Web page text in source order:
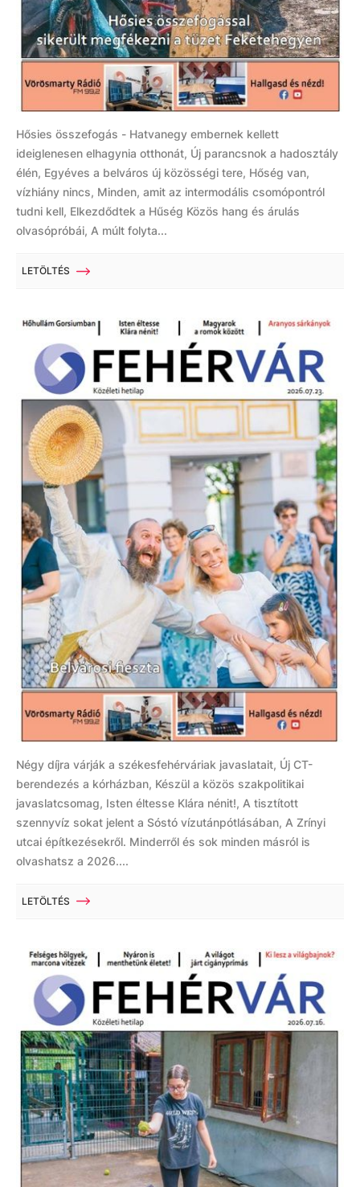
Hősies összefogás - Hatvanegy embernek kellett
ideiglenesen elhagynia otthonát, Új parancsnok a hadosztály
élén, Egyéves a belváros új közösségi tere, Hőség van,
vízhiány nincs, Minden, amit az intermodális csomópontról
tudni kell, Elkezdődtek a Hűség Közös hang és árulás
olvasópróbái, A múlt folyta...
LETÖLTÉS
Négy díjra várják a székesfehérváriak javaslatait, Új CT-
berendezés a kórházban, Készül a közös szakpolitikai
javaslatcsomag, Isten éltesse Klára nénit!, A tisztított
szennyvíz sokat jelent a Sóstó vízutánpótlásában, A Zrínyi
utcai építkezésekről. Minderről és sok minden másról is
olvashatsz a 2026....
LETÖLTÉS